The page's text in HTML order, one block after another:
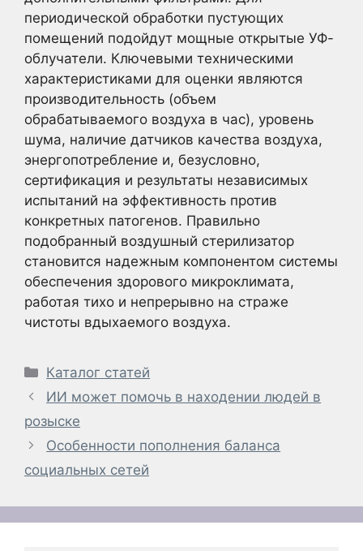
периодической обработки пустующих
помещений подойдут мощные открытые УФ-
облучатели. Ключевыми техническими
характеристиками для оценки являются
производительность (объем
обрабатываемого воздуха в час), уровень
шума, наличие датчиков качества воздуха,
энергопотребление и, безусловно,
сертификация и результаты независимых
испытаний на эффективность против
конкретных патогенов. Правильно
подобранный воздушный стерилизатор
становится надежным компонентом системы
обеспечения здорового микроклимата,
работая тихо и непрерывно на страже
чистоты вдыхаемого воздуха.
Рубрики
Каталог статей
ИИ может помочь в находении людей в
розыске
Особенности пополнения баланса
социальных сетей